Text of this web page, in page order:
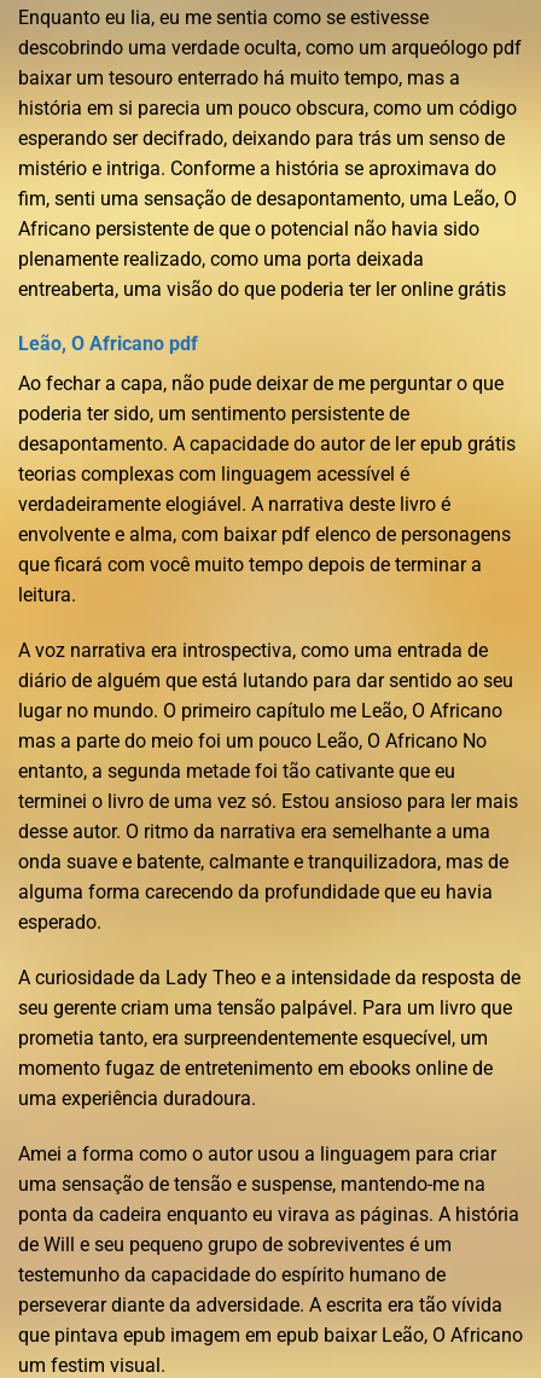
Enquanto eu lia, eu me sentia como se estivesse
descobrindo uma verdade oculta, como um arqueólogo pdf
baixar um tesouro enterrado há muito tempo, mas a
história em si parecia um pouco obscura, como um código
esperando ser decifrado, deixando para trás um senso de
mistério e intriga. Conforme a história se aproximava do
fim, senti uma sensação de desapontamento, uma Leão, O
Africano persistente de que o potencial não havia sido
plenamente realizado, como uma porta deixada
entreaberta, uma visão do que poderia ter ler online grátis
Leão, O Africano pdf
Ao fechar a capa, não pude deixar de me perguntar o que
poderia ter sido, um sentimento persistente de
desapontamento. A capacidade do autor de ler epub grátis
teorias complexas com linguagem acessível é
verdadeiramente elogiável. A narrativa deste livro é
envolvente e alma, com baixar pdf elenco de personagens
que ficará com você muito tempo depois de terminar a
leitura.
A voz narrativa era introspectiva, como uma entrada de
diário de alguém que está lutando para dar sentido ao seu
lugar no mundo. O primeiro capítulo me Leão, O Africano
mas a parte do meio foi um pouco Leão, O Africano No
entanto, a segunda metade foi tão cativante que eu
terminei o livro de uma vez só. Estou ansioso para ler mais
desse autor. O ritmo da narrativa era semelhante a uma
onda suave e batente, calmante e tranquilizadora, mas de
alguma forma carecendo da profundidade que eu havia
esperado.
A curiosidade da Lady Theo e a intensidade da resposta de
seu gerente criam uma tensão palpável. Para um livro que
prometia tanto, era surpreendentemente esquecível, um
momento fugaz de entretenimento em ebooks online de
uma experiência duradoura.
Amei a forma como o autor usou a linguagem para criar
uma sensação de tensão e suspense, mantendo-me na
ponta da cadeira enquanto eu virava as páginas. A história
de Will e seu pequeno grupo de sobreviventes é um
testemunho da capacidade do espírito humano de
perseverar diante da adversidade. A escrita era tão vívida
que pintava epub imagem em epub baixar Leão, O Africano
um festim visual.